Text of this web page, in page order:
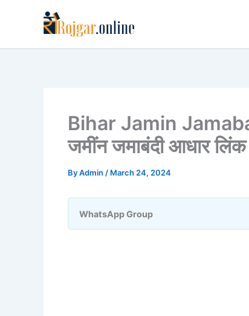
Bihar Jamin
जमींन जमाबंदी आधार
ByAdmin / March 24, 2024
WhatsApp Group